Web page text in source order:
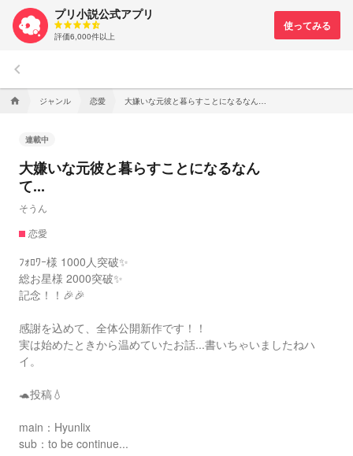
プリ小説公式アプリ
評価6,000件以上
keyboard_arrow_left
home ジャンル 恋愛
連載中
大嫌いな元彼と暮らすことになるなん
て...
そうん
恋愛
ﾌｫﾛﾜｰ様 1000人突破✨️
総お星様 2000突破✨️
記念！！🎉🎉
感謝を込めて、全体公開新作です！！
実は始めたときから温めていたお話...書いちゃいましたねハ
イ。
🐢投稿💧
main：Hyunlix
sub：to be continue...